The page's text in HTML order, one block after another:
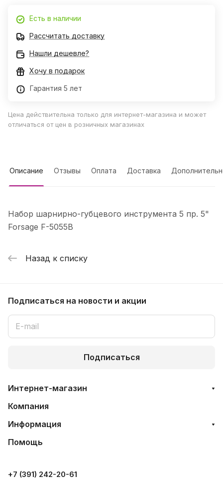
Есть в наличии
Рассчитать доставку
Нашли дешевле?
Хочу в подарок
Гарантия 5 лет
Цена действительна только для интернет-магазина и может
отличаться от цен в розничных магазинах
Описание Отзывы Оплата Доставка
Набор шарнирно-губцевого инструмента 5 пр. 5"
Forsage F-5055B
Назад к списку
Подписаться на новости и акции
Подписаться
Интернет-магазин
Компания
Информация
Помощь
+7 (391) 242-20-61